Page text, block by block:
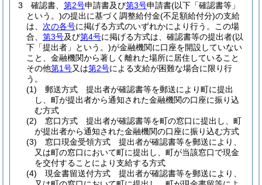
3
確認書、 第2号申請書及び第3号申請書(以下「確認書等」
という。)の提出に基づく調整給付金(不足額給付分)の支給
は、 次の各号に掲げる方式のいずれかにより行う。
この場
合、 第3号及び第4号に掲げる方式は、確認書等の提出者(以
下「提出者」という。)が金融機関に口座を開設していない
こと、金融機関から著しく離れた場所に居住していること
その他第1号又は第2号による支給が困難な場合に限り行
う。
(1)
郵送方式 提出者が確認書等を郵送により町に提出
し、町が提出者から通知された金融機関の口座に振り込
む方式
(2)
窓口方式 提出者が確認書等を町の窓口に提出し、町
が提出者から通知された金融機関の口座に振り込む方式
(3)
窓口現金受領方式 提出者が確認書等を郵送により、
又は町の窓口において町に提出し、町が当該窓口で現金
を交付することにより支給する方式
(4)
現金書留送付方式 提出者が確認書等を郵送により、